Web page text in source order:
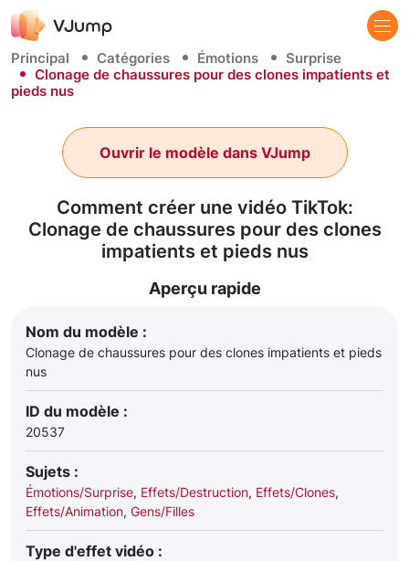
Principal Catégories Émotions
Surprise
Clonage de chaussures pour des clones impatients et
pieds nus
Comment créer une vidéo TikTok:
Clonage de chaussures pour des clones
impatients et pieds nus
Ouvrir le modèle dans VJump
Aperçu rapide
Nom du modèle :
Clonage de chaussures pour des clones impatients et pieds
nus
ID du modèle :
20537
Sujets :
Émotions/Surprise, Effets/Destruction, Effets/Clones,
Effets/Animation, Gens/Filles
Type d'effet vidéo :